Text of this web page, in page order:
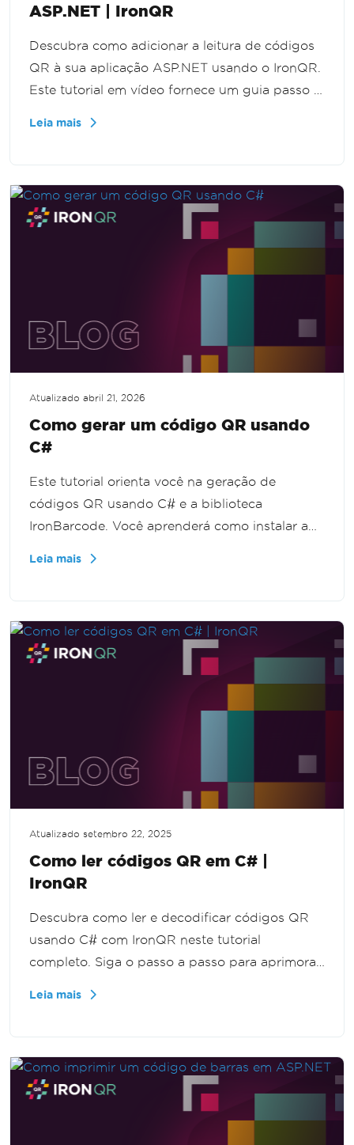
ASP.NET | IronQR
Descubra como adicionar a leitura de códigos
QR à sua aplicação ASP.NET usando o IronQR.
Este tutorial em vídeo fornece um guia passo a
Leia mais
Atualizado abril 21, 2026
Como gerar um código QR usando
C#
Este tutorial orienta você na geração de
códigos QR usando C# e a biblioteca
IronBarcode. Você aprenderá como instalar a
Leia mais
Atualizado setembro 22, 2025
Como ler códigos QR em C# |
IronQR
Descubra como ler e decodificar códigos QR
usando C# com IronQR neste tutorial
completo. Siga o passo a passo para aprimorar
Leia mais